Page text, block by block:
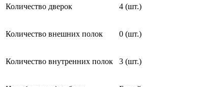
Количество дверок 4 (шт.)
Количество внешних полок 0 (шт.)
Количество внутренних полок 3 (шт.)